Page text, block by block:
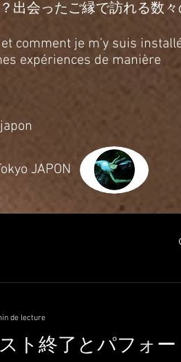
出会ったご縁で訪れる数々
comment je m’y suis
expériences de manière
JAPON
ト終了とパフォー
de lecture